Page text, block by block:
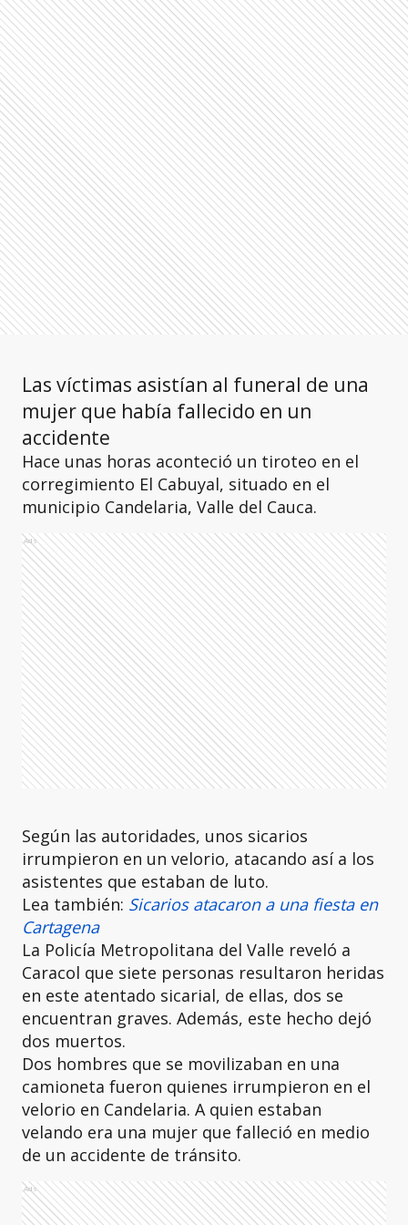
Las víctimas asistían al funeral de una
mujer que había fallecido en un
accidente
Hace unas horas aconteció un tiroteo en el
corregimiento El Cabuyal, situado en el
municipio Candelaria, Valle del Cauca.
Ads
Según las autoridades, unos sicarios
irrumpieron en un velorio, atacando así a los
asistentes que estaban de luto.
Lea también: Sicarios atacaron a una fiesta en
Cartagena
La Policía Metropolitana del Valle reveló a
Caracol que siete personas resultaron heridas
en este atentado sicarial, de ellas, dos se
encuentran graves. Además, este hecho dejó
dos muertos.
Dos hombres que se movilizaban en una
camioneta fueron quienes irrumpieron en el
velorio en Candelaria. A quien estaban
velando era una mujer que falleció en medio
de un accidente de tránsito.
Ads